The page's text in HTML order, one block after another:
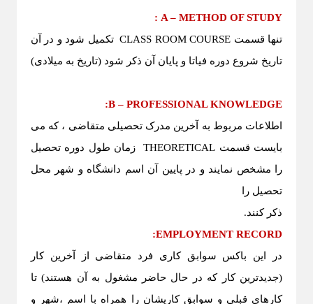
A – METHOD OF STUDY
:
تنها قسمت CLASS ROOM COURSE تکمیل شود و در آن
تاریخ شروع دوره فیاتا و پایان آن ذکر شود (تاریخ به میلادی)
B – PROFESSIONAL KNOWLEDGE
:
اطلاعات مربوط به آخرین مدرک تحصیلی متقاضی ، که می
بایست قسمت THEORETICAL
زمان طول دوره تحصیل
را مشخص نمایند و در پایین آن اسم دانشگاه و شهر محل
تحصیل را
ذکر کنند.
EMPLOYMENT RECORD
:
در این باکس سوابق کاری فرد متقاضی از آخرین کار
(جدیدترین کار که در حال حاضر مشغول به آن هستند) تا
کارهای قبلی و سوابق کاریشان را همراه با اسم ،شهر و